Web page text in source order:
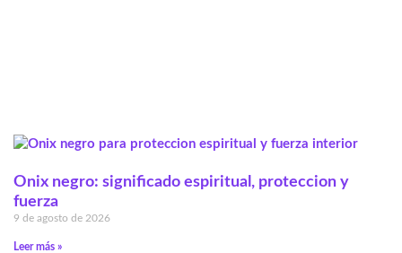
Onix negro: significado espiritual, proteccion y
fuerza
9 de agosto de 2026
Leer más »